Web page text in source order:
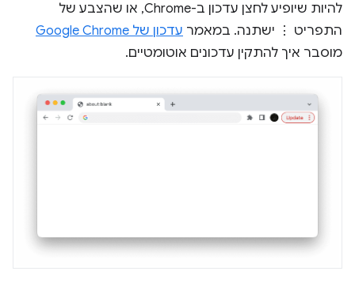
להיות שיופיע לחצן עדכון ב-Chrome, או שהצבע של
התפריט ⋮ ישתנה. במאמר עדכון של Google Chrome
מוסבר איך להתקין עדכונים אוטומטיים.